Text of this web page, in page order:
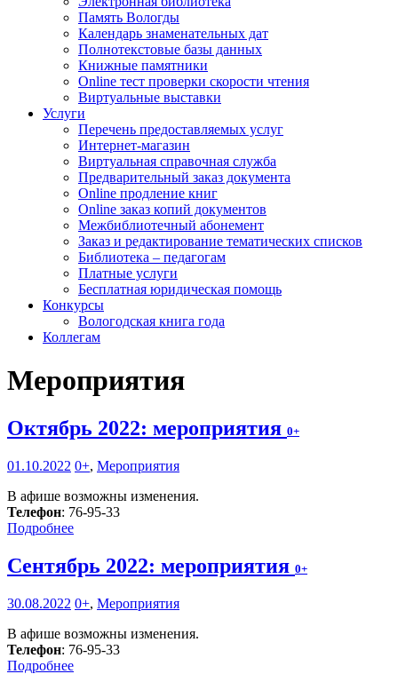
Память Вологды
Календарь знаменательных дат
Полнотекстовые базы данных
Книжные памятники
Online тест проверки скорости чтения
Виртуальные выставки
Услуги
Перечень предоставляемых услуг
Интернет-магазин
Виртуальная справочная служба
Предварительный заказ документа
Online продление книг
Online заказ копий документов
Межбиблиотечный абонемент
Заказ и редактирование тематических списков
Библиотека – педагогам
Платные услуги
Бесплатная юридическая помощь
Конкурсы
Вологодская книга года
Коллегам
Мероприятия
Октябрь 2022: мероприятия 0+
01.10.2022 0+, Мероприятия
В афише возможны изменения.
Телефон: 76-95-33
Подробнее
Сентябрь 2022: мероприятия 0+
30.08.2022 0+, Мероприятия
В афише возможны изменения.
Телефон: 76-95-33
Подробнее